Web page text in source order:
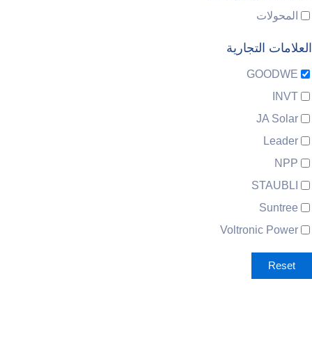
المحولات
العلامات التجارية
GOODWE
INVT
JA Solar
Leader
NPP
STAUBLI
Suntree
Voltronic Power
Reset